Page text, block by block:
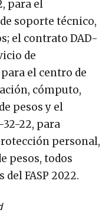
para el
soporte técnico,
el contrato DAD-
de
el centro de
cómputo,
pesos y el
32-22, para
personal,
pesos, todos
FASP 2022.